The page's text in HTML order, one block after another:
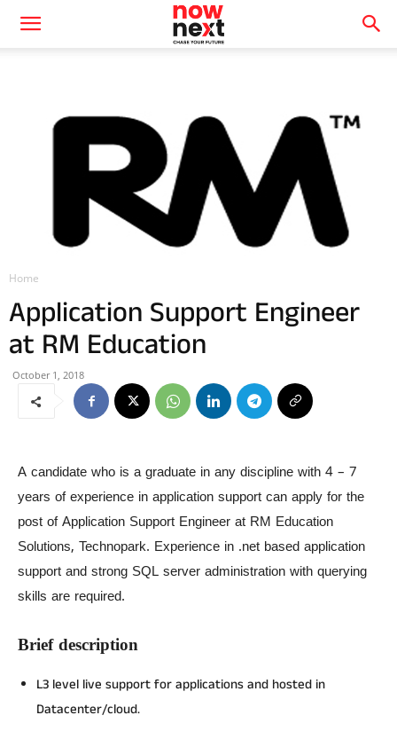
Home
Application Support Engineer
at RM Education
October 1, 2018
A candidate who is a graduate in any discipline with 4 – 7
years of experience in application support can apply for the
post of Application Support Engineer at RM Education
Solutions, Technopark. Experience in .net based application
support and strong SQL server administration with querying
skills are required.
Brief description
L3 level live support for applications and hosted in
Datacenter/cloud.